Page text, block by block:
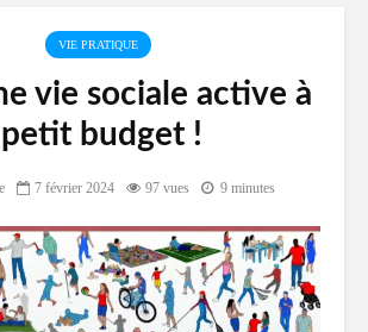
VIE PRATIQUE
vie sociale active à
petit budget !
7 février 2024 97 vues 9 minutes